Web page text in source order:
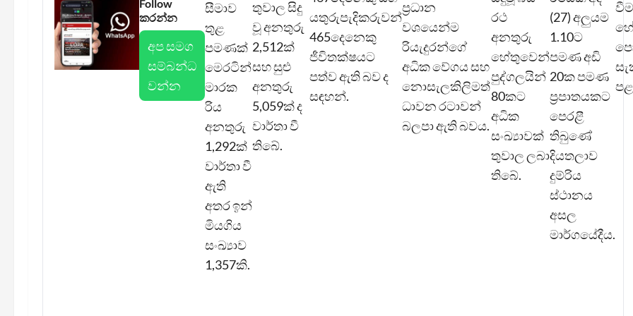
Follow
කරන්න
අප සමග
සම්බන්ධ
වන්න
සීමාව
තුළ
පමණක්
මෙරටින්
මාරක
රිය
අනතුරු
1,292ක්
වාර්තා වී
ඇති
අතර ඉන්
මියගිය
සංඛ්‍යාව
1,357කි.
තුවාල සිදු
වූ අනතුරු
2,512ක්
සහ සුළු
අනතුරු
5,059ක් ද
වාර්තා වී
තිබේ.
යතුරුපැදිකරුවන්
465දෙනෙකු
ජීවිතක්ෂයට
පත්ව ඇති බව ද
සඳහන්.
ප්‍රධාන
වශයෙන්ම
රියැදුරන්ගේ
අධික වේගය සහ
නොසැලකිලිමත්
ධාවන රටාවන්
බලපා ඇති බව‍ය.
රථ
අනතුරු
හේතුවෙන්
පුද්ගලයින්
80කට
අධික
සංඛ්‍යාවක්
තුවාල ලබා
තිබේ.
(27) අලුයම
1.10ට
පමණ අඩි
20ක පමණ
ප්‍රපාතයකට
පෙරළී
තිබුණේ
දියතලාව
දුම්රිය
ස්ථානය
අසල
මාර්ගයේදීය.